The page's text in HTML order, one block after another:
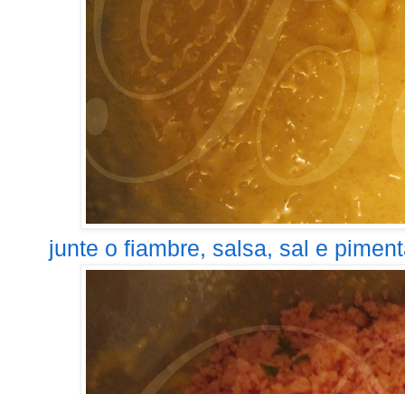
junte o fiambre, salsa, sal e